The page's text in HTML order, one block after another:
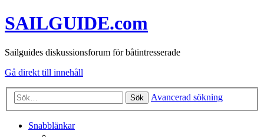
SAILGUIDE.com
Sailguides diskussionsforum för båtintresserade
Gå direkt till innehåll
Sök Avancerad sökning
Snabblänkar